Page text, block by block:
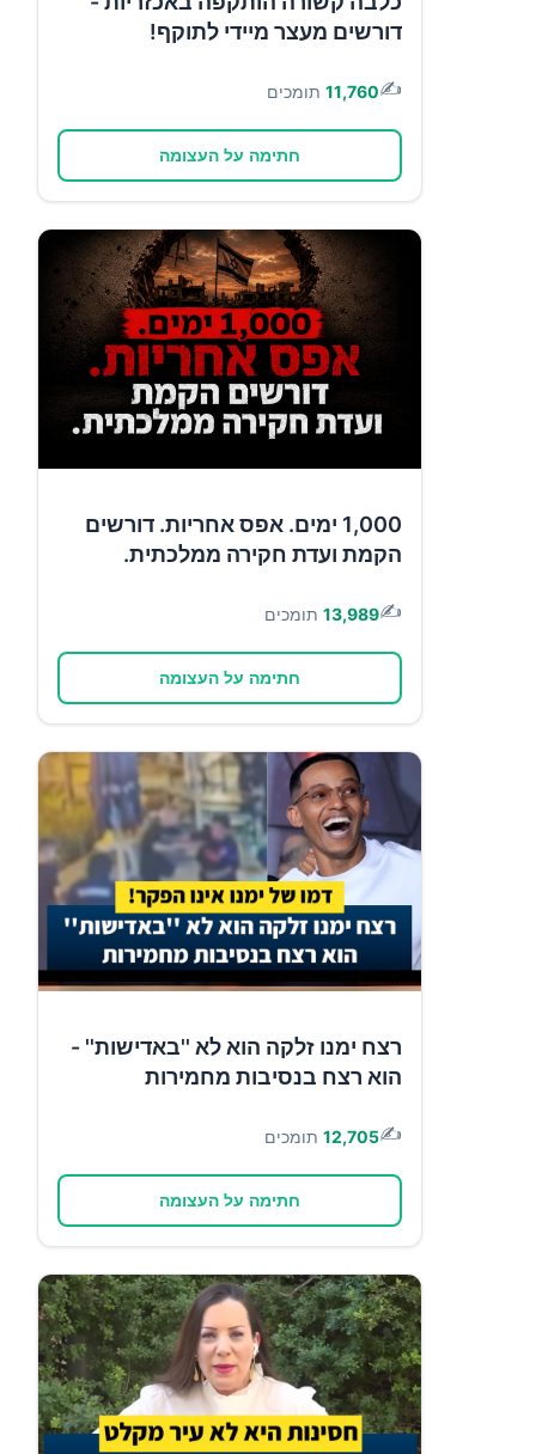
דורשים מעצר מיידי לתוקף!
✍️
11,760 תומכים
חתימה על העצומה
1,000 ימים. אפס אחריות. דורשים
הקמת ועדת חקירה ממלכתית.
✍️
13,989 תומכים
חתימה על העצומה
רצח ימנו זלקה הוא לא ''באדישות'' -
הוא רצח בנסיבות מחמירות
✍️
12,705 תומכים
חתימה על העצומה